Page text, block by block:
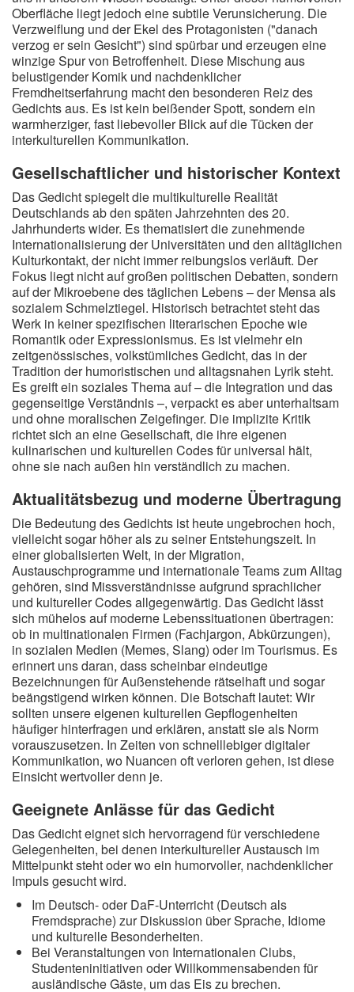
Oberfläche liegt jedoch eine subtile Verunsicherung. Die
Verzweiflung und der Ekel des Protagonisten ("danach
verzog er sein Gesicht") sind spürbar und erzeugen eine
winzige Spur von Betroffenheit. Diese Mischung aus
belustigender Komik und nachdenklicher
Fremdheitserfahrung macht den besonderen Reiz des
Gedichts aus. Es ist kein beißender Spott, sondern ein
warmherziger, fast liebevoller Blick auf die Tücken der
interkulturellen Kommunikation.
Gesellschaftlicher und historischer Kontext
Das Gedicht spiegelt die multikulturelle Realität
Deutschlands ab den späten Jahrzehnten des 20.
Jahrhunderts wider. Es thematisiert die zunehmende
Internationalisierung der Universitäten und den alltäglichen
Kulturkontakt, der nicht immer reibungslos verläuft. Der
Fokus liegt nicht auf großen politischen Debatten, sondern
auf der Mikroebene des täglichen Lebens – der Mensa als
sozialem Schmelztiegel. Historisch betrachtet steht das
Werk in keiner spezifischen literarischen Epoche wie
Romantik oder Expressionismus. Es ist vielmehr ein
zeitgenössisches, volkstümliches Gedicht, das in der
Tradition der humoristischen und alltagsnahen Lyrik steht.
Es greift ein soziales Thema auf – die Integration und das
gegenseitige Verständnis –, verpackt es aber unterhaltsam
und ohne moralischen Zeigefinger. Die implizite Kritik
richtet sich an eine Gesellschaft, die ihre eigenen
kulinarischen und kulturellen Codes für universal hält,
ohne sie nach außen hin verständlich zu machen.
Aktualitätsbezug und moderne Übertragung
Die Bedeutung des Gedichts ist heute ungebrochen hoch,
vielleicht sogar höher als zu seiner Entstehungszeit. In
einer globalisierten Welt, in der Migration,
Austauschprogramme und internationale Teams zum Alltag
gehören, sind Missverständnisse aufgrund sprachlicher
und kultureller Codes allgegenwärtig. Das Gedicht lässt
sich mühelos auf moderne Lebenssituationen übertragen:
ob in multinationalen Firmen (Fachjargon, Abkürzungen),
in sozialen Medien (Memes, Slang) oder im Tourismus. Es
erinnert uns daran, dass scheinbar eindeutige
Bezeichnungen für Außenstehende rätselhaft und sogar
beängstigend wirken können. Die Botschaft lautet: Wir
sollten unsere eigenen kulturellen Gepflogenheiten
häufiger hinterfragen und erklären, anstatt sie als Norm
vorauszusetzen. In Zeiten von schnelllebiger digitaler
Kommunikation, wo Nuancen oft verloren gehen, ist diese
Einsicht wertvoller denn je.
Geeignete Anlässe für das Gedicht
Das Gedicht eignet sich hervorragend für verschiedene
Gelegenheiten, bei denen interkultureller Austausch im
Mittelpunkt steht oder wo ein humorvoller, nachdenklicher
Impuls gesucht wird.
Im Deutsch- oder DaF-Unterricht (Deutsch als
Fremdsprache) zur Diskussion über Sprache, Idiome
und kulturelle Besonderheiten.
Bei Veranstaltungen von Internationalen Clubs,
Studenteninitiativen oder Willkommensabenden für
ausländische Gäste, um das Eis zu brechen.